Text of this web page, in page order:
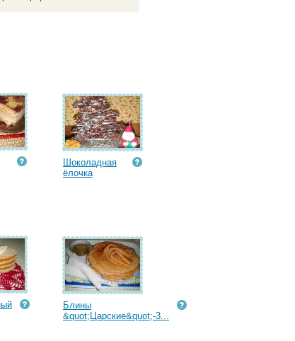
Шоколадная
ёлочка
Блины
&quot;Царские&quot;-3...